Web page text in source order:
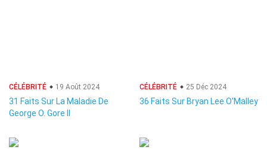
CÉLÉBRITÉ 19 Août 2024
31 Faits Sur La Maladie De
George O. Gore II
CÉLÉBRITÉ 25 Déc 2024
36 Faits Sur Bryan Lee O'Malley